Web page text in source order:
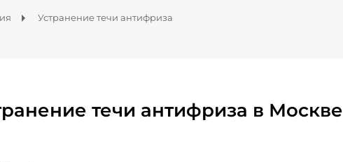
Устранение течи антифриза
течи антифриза в Москве